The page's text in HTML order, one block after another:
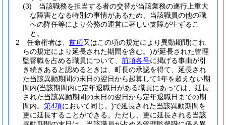
(3)
当該職務を担当する者の交替が当該業務の遂行上重大
な障害となる特別の事情があるため、当該職員の他の職
への降任等により公務の運営に著しい支障が生ずるこ
と。
2
任命権者は、 前項又はこの項の規定により異動期間(これ
らの規定により延長された期間を含む。)が延長された管理
監督職を占める職員について、 前項各号に掲げる事由が引
き続きあると認めるときは、町長の承認を得て、延長され
た当該異動期間の末日の翌日から起算して1年を超えない期
間内(当該期間内に定年退職日がある職員にあっては、延長
された当該異動期間の末日の翌日から定年退職日までの期
間内。 第4項において同じ。)で延長された当該異動期間を
更に延長することができる。 ただし、更に延長される当該